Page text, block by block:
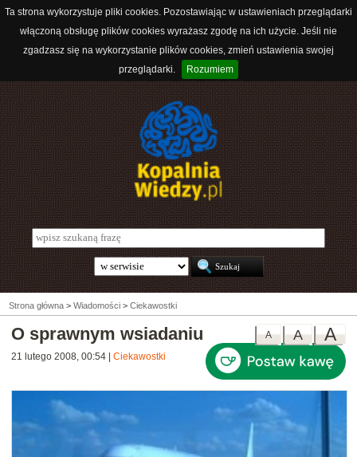
Ta strona wykorzystuje pliki cookies. Pozostawiając w ustawieniach przeglądarki
włączoną obsługę plików cookies wyrażasz zgodę na ich użycie. Jeśli nie
zgadzasz się na wykorzystanie plików cookies, zmień ustawienia swojej
przeglądarki.
Rozumiem
Strona główna > Wiadomości > Ciekawostki
A
A
A
O sprawnym wsiadaniu
21 lutego 2008, 00:54 Ciekawostki